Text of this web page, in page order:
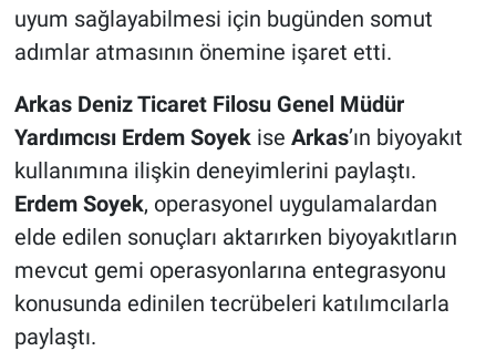
uyum sağlayabilmesi için bugünden somut
adımlar atmasının önemine işaret etti.
Arkas Deniz Ticaret Filosu Genel Müdür
Yardımcısı Erdem Soyekise Arkas’ın biyoyakıt
kullanımına ilişkin deneyimlerini paylaştı.
Erdem Soyek, operasyonel uygulamalardan
elde edilen sonuçları aktarırken biyoyakıtların
mevcut gemi operasyonlarına entegrasyonu
konusunda edinilen tecrübeleri katılımcılarla
paylaştı.